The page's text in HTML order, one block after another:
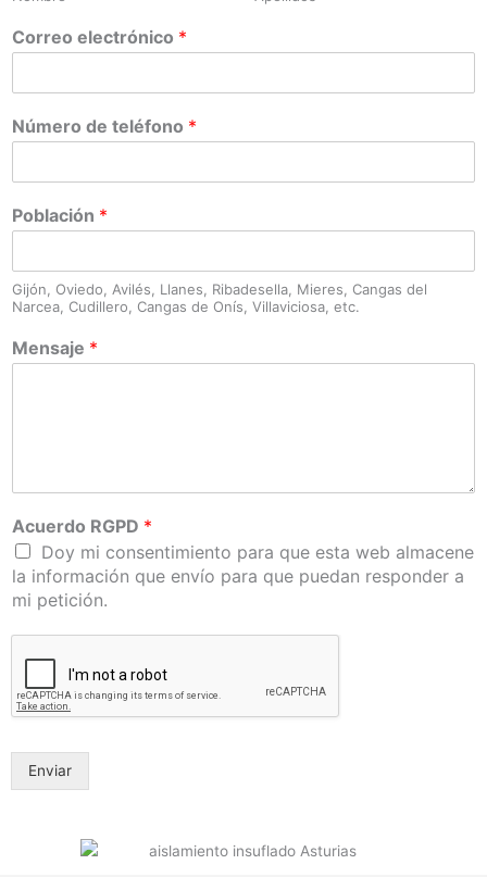
Correo electrónico *
Número de teléfono *
Población *
Gijón, Oviedo, Avilés, Llanes, Ribadesella, Mieres, Cangas del
Narcea, Cudillero, Cangas de Onís, Villaviciosa, etc.
Mensaje *
Acuerdo RGPD *
Doy mi consentimiento para que esta web almacene
la información que envío para que puedan responder a
mi petición.
Enviar